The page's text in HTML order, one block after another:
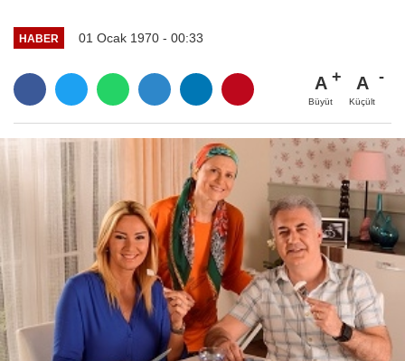
HABER 01 Ocak 1970 - 00:33
A
Büyüt
A
Küçült